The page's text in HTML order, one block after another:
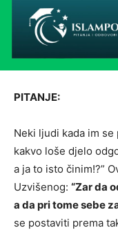
PITANJE:
Neki ljudi kada im
kakvo loše djelo
a ja to isto činim!?”
Uzvišenog: “Zar da
a da pri tome sebe
se postaviti prema